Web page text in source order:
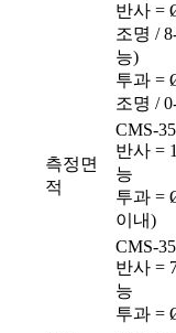
반사 =
조명 /
능)
투과 =
조명 /
측정면
적
CMS-
반사 =
능
투과 =
이내)
CMS-
반사 =
능
투과 =